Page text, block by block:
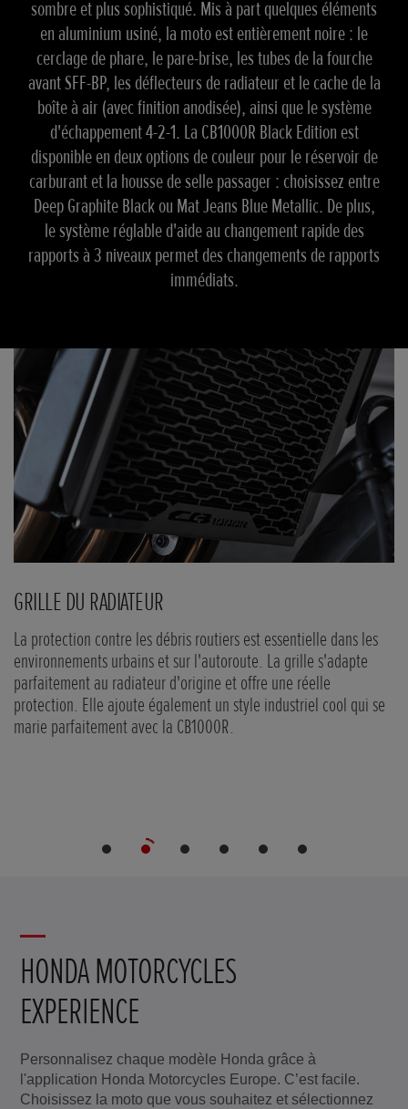
sombre et plus sophistiqué. Mis à part quelques éléments
en aluminium usiné, la moto est entièrement noire : le
cerclage de phare, le pare-brise, les tubes de la fourche
avant SFF-BP, les déflecteurs de radiateur et le cache de la
boîte à air (avec finition anodisée), ainsi que le système
d'échappement 4-2-1. La CB1000R Black Edition est
disponible en deux options de couleur pour le réservoir de
carburant et la housse de selle passager : choisissez entre
Deep Graphite Black ou Mat Jeans Blue Metallic. De plus,
le système réglable d'aide au changement rapide des
rapports à 3 niveaux permet des changements de rapports
immédiats.
GRILLE DU RADIATEUR
La protection contre les débris routiers est essentielle dans les
environnements urbains et sur l'autoroute. La grille s'adapte
parfaitement au radiateur d'origine et offre une réelle
protection. Elle ajoute également un style industriel cool qui se
marie parfaitement avec la CB1000R.
HONDA MOTORCYCLES
EXPERIENCE
Personnalisez chaque modèle Honda grâce à
l'application Honda Motorcycles Europe. C’est facile.
Choisissez la moto que vous souhaitez et sélectionnez